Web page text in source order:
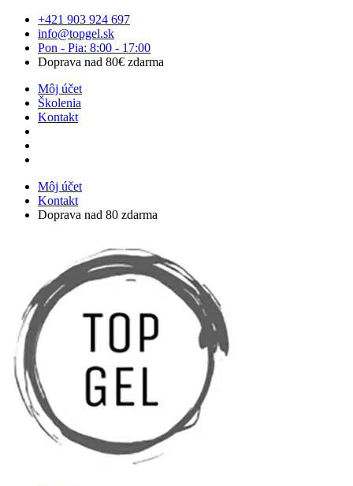
Preskočiť
obsah
+421 903 924 697
info@topgel.sk
Pon - Pia: 8:00 - 17:00
Doprava nad 80€ zdarma
Môj účet
Školenia
Kontakt
Môj účet
Kontakt
Doprava nad 80 zdarma